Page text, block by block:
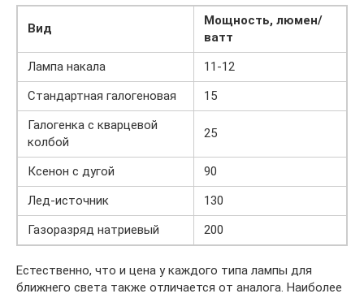
Вид
Мощность, люмен/
ватт
Лампа накала
11-12
Стандартная галогеновая
15
Галогенка с кварцевой
колбой
25
Ксенон с дугой
90
Лед-источник
130
Газоразряд натриевый
200
Естественно, что и цена у каждого типа лампы для
ближнего света также отличается от аналога. Наиболее